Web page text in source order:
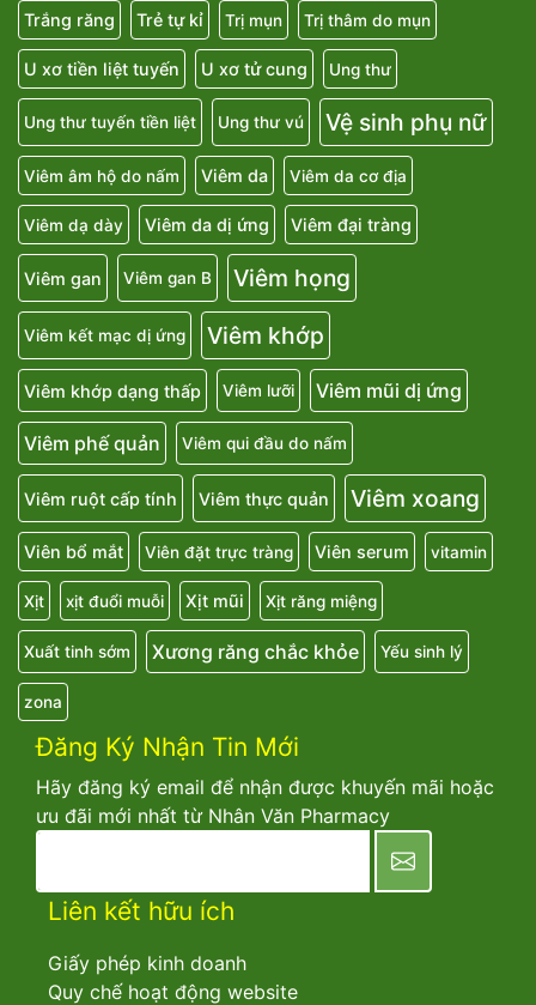
Trắng răng Trẻ tự kỉ Trị mụn Trị thâm do mụn
U xơ tiền liệt tuyến U xơ tử cung Ung thư
Ung thư tuyến tiền liệt Ung thư vú Vệ sinh phụ nữ
Viêm âm hộ do nấm Viêm da Viêm da cơ địa
Viêm dạ dày Viêm da dị ứng Viêm đại tràng
Viêm gan Viêm gan B Viêm họng
Viêm kết mạc dị ứng Viêm khớp
Viêm khớp dạng thấp Viêm lưỡi Viêm mũi dị ứng
Viêm phế quản Viêm qui đầu do nấm
Viêm ruột cấp tính Viêm thực quản Viêm xoang
Viên bổ mắt Viên đặt trực tràng Viên serum vitamin
Xịt xịt đuổi muỗi Xịt mũi Xịt răng miệng
Xuất tinh sớm Xương răng chắc khỏe Yếu sinh lý
zona
Đăng Ký Nhận Tin Mới
Hãy đăng ký email để nhận được khuyến mãi hoặc
ưu đãi mới nhất từ Nhân Văn Pharmacy
Liên kết hữu ích
Giấy phép kinh doanh
Quy chế hoạt động website